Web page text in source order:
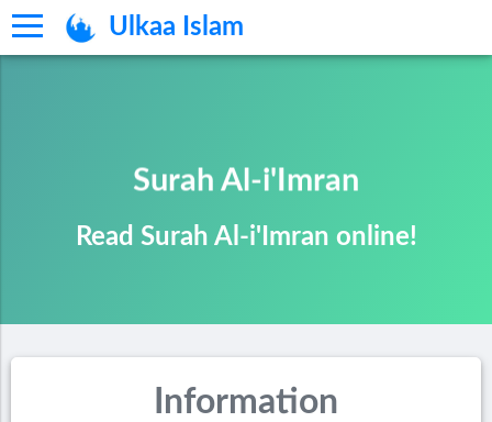
Ulkaa Islam
Surah Al-i'Imran
Read Surah Al-i'Imran online!
Information